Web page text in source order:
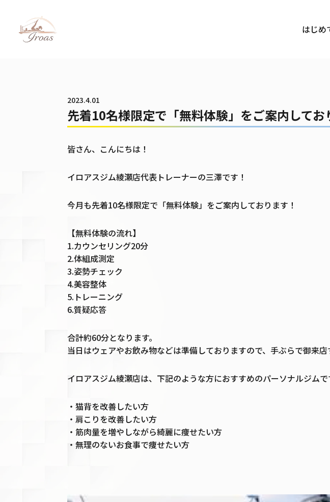
はじめ
2023.4.01
先着10名様限定で「無料体験」をご案内してお
皆さん、こんにちは！
イロアスジム綾瀬店代表トレーナーの三澤です！
今月も先着10名様限定で「無料体験」をご案内しております！
【無料体験の流れ】
1.カウンセリング20分
2.体組成測定
3.姿勢チェック
4.美容整体
5.トレーニング
6.質疑応答
合計約60分となります。
当日はウェアやお飲み物などは準備しておりますので、手ぶらで御来店
イロアスジム綾瀬店は、下記のような方におすすめのパーソナルジムで
・猫背を改善したい方
・肩こりを改善したい方
・筋肉量を増やしながら綺麗に痩せたい方
・無理のないお食事で痩せたい方